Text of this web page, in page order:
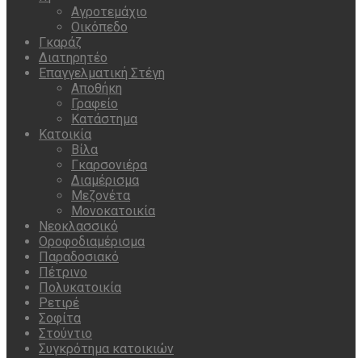
Αγροτεμάχιο
Οικόπεδο
Γκαράζ
Διατηρητέο
Επαγγελματική Στέγη
Αποθήκη
Γραφείο
Κατάστημα
Κατοικία
Βίλα
Γκαρσονιέρα
Διαμέρισμα
Μεζονέτα
Μονοκατοικία
Νεοκλασσικό
Οροφοδιαμέρισμα
Παραδοσιακό
Πέτρινο
Πολυκατοικία
Ρετιρέ
Σοφίτα
Στούντιο
Συγκρότημα κατοικιών